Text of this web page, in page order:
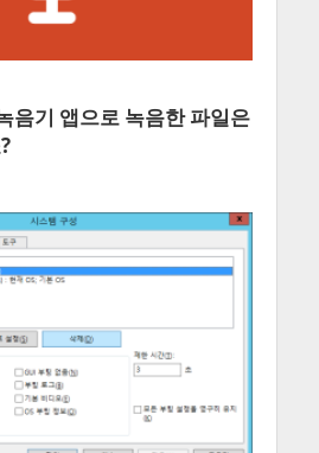
음기 앱으로 녹음한 파일은